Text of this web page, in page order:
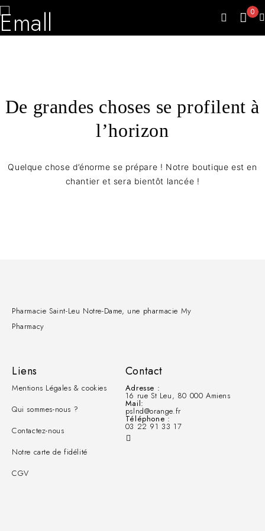
0
De grandes choses se profilent à
l’horizon
Quelque chose d’énorme se prépare ! Notre boutique est en
chantier et sera bientôt lancée !
Pharmacie Saint-Leu Notre-Dame, une pharmacie My
Pharmacy
Liens
Mentions Légales & cookies
Qui sommes-nous ?
Contactez-nous
Notre carte de fidélité
CGV
Contact
Adresse :
16 rue St Leu, 80 000 Amiens
Mail:
pslnd@orange.fr
Téléphone :
03 22 91 33 17